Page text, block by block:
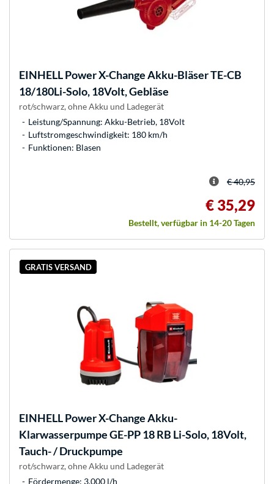
EINHELLPower X-Change Akku-Bläser TE-CB
18/180Li-Solo, 18Volt, Gebläse
rot/schwarz, ohne Akku und Ladegerät
Leistung/Spannung: Akku-Betrieb, 18Volt
Luftstromgeschwindigkeit: 180 km/h
Funktionen: Blasen
€ 40,95
€ 35,29
Bestellt, verfügbar in 14-20 Tagen
GRATIS VERSAND
EINHELLPower X-Change Akku-
Klarwasserpumpe GE-PP 18 RB Li-Solo, 18Volt,
Tauch- / Druckpumpe
rot/schwarz, ohne Akku und Ladegerät
Fördermenge: 3.000 l/h